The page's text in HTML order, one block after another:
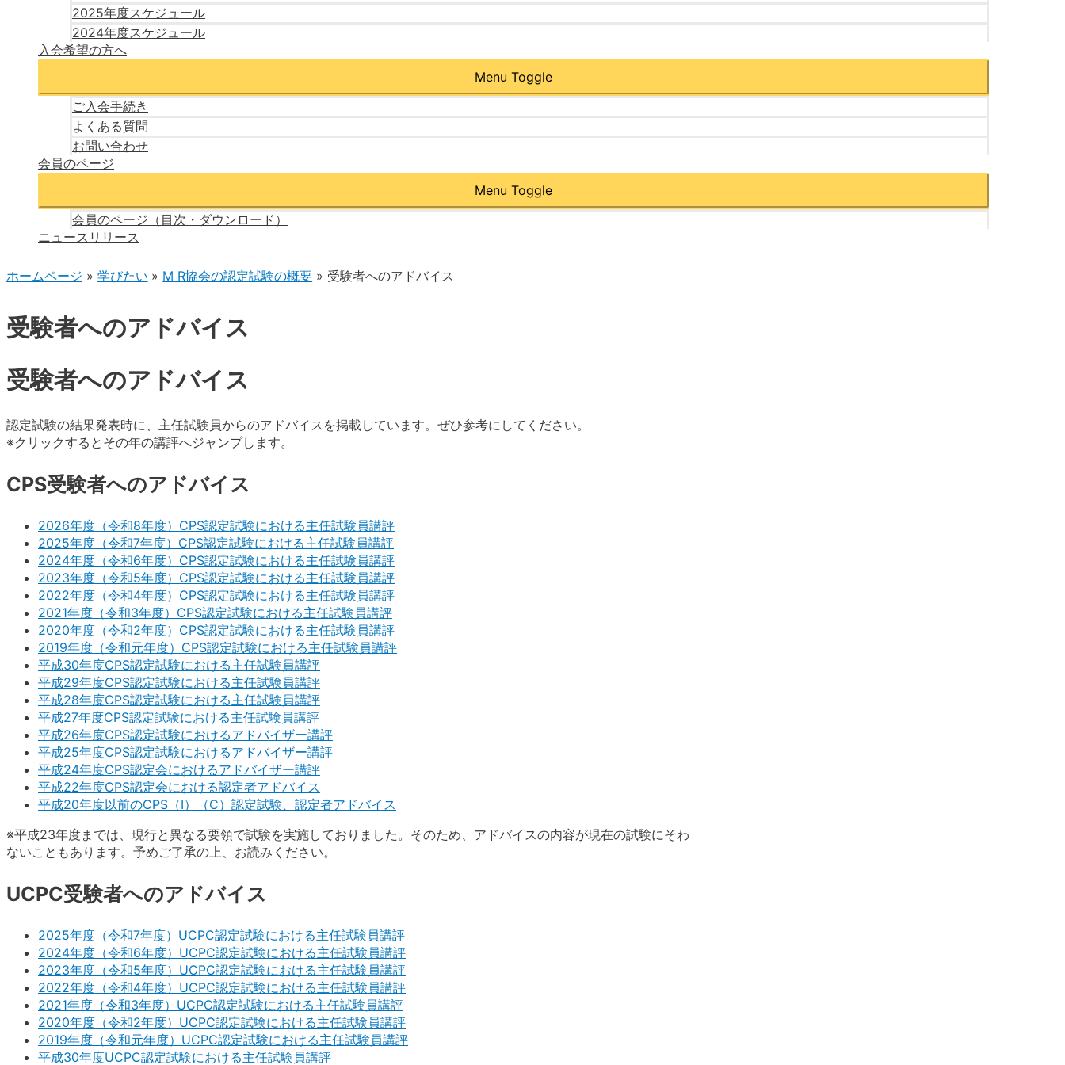
2025年度スケジュール
2024年度スケジュール
入会希望の方へ
Menu Toggle
ご入会手続き
よくある質問
お問い合わせ
会員のページ
Menu Toggle
会員のページ（目次・ダウンロード）
ニュースリリース
ホームページ 学びたい M R協会の認定試験の概要 受験者へのアドバイス
受験者へのアドバイス
受験者へのアドバイス
認定試験の結果発表時に、主任試験員からのアドバイスを掲載しています。ぜひ参考にしてください。
※クリックするとその年の講評へジャンプします。
CPS受験者へのアドバイス
2026年度（令和8年度）CPS認定試験における主任試験員講評
2025年度（令和7年度）CPS認定試験における主任試験員講評
2024年度（令和6年度）CPS認定試験における主任試験員講評
2023年度（令和5年度）CPS認定試験における主任試験員講評
2022年度（令和4年度）CPS認定試験における主任試験員講評
2021年度（令和3年度）CPS認定試験における主任試験員講評
2020年度（令和2年度）CPS認定試験における主任試験員講評
2019年度（令和元年度）CPS認定試験における主任試験員講評
平成30年度CPS認定試験における主任試験員講評
平成29年度CPS認定試験における主任試験員講評
平成28年度CPS認定試験における主任試験員講評
平成27年度CPS認定試験における主任試験員講評
平成26年度CPS認定試験におけるアドバイザー講評
平成25年度CPS認定試験におけるアドバイザー講評
平成24年度CPS認定会におけるアドバイザー講評
平成22年度CPS認定会における認定者アドバイス
平成20年度以前のCPS（I）（C）認定試験、認定者アドバイス
※平成23年度までは、現行と異なる要領で試験を実施しておりました。そのため、アドバイスの内容が現在の試験にそわ
ないこともあります。予めご了承の上、お読みください。
UCPC受験者へのアドバイス
2025年度（令和7年度）UCPC認定試験における主任試験員講評
2024年度（令和6年度）UCPC認定試験における主任試験員講評
2023年度（令和5年度）UCPC認定試験における主任試験員講評
2022年度（令和4年度）UCPC認定試験における主任試験員講評
2021年度（令和3年度）UCPC認定試験における主任試験員講評
2020年度（令和2年度）UCPC認定試験における主任試験員講評
2019年度（令和元年度）UCPC認定試験における主任試験員講評
平成30年度UCPC認定試験における主任試験員講評